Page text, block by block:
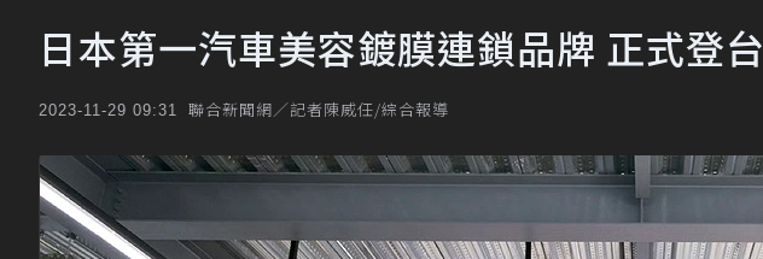
日本第一汽車美容鍍膜連鎖品牌 正式登台
2023-11-29 09:31 聯合新聞網／記者陳威任/綜合報導